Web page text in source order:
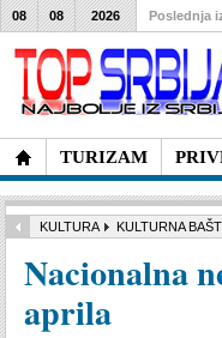
TURIZAM
08 08 2026 Poslednja
KULTURA KULTURNA
Nacionalna
aprila